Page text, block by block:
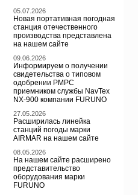
05.07.2026
Новая портативная погодная
станция отечественного
производства представлена
на нашем сайте
09.06.2026
Информируем о получении
свидетельства о типовом
одобрении РМРС
приемником службы NavTex
NX-900 компании FURUNO
27.05.2026
Расширилась линейка
станций погоды марки
AIRMAR на нашем сайте
08.05.2026
На нашем сайте расширено
представительство
оборудования марки
FURUNO